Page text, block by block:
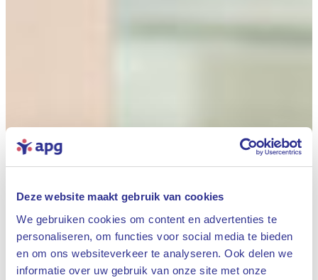
Deze website maakt gebruik van cookies
We gebruiken cookies om content en advertenties te
personaliseren, om functies voor social media te bieden
en om ons websiteverkeer te analyseren. Ook delen we
informatie over uw gebruik van onze site met onze